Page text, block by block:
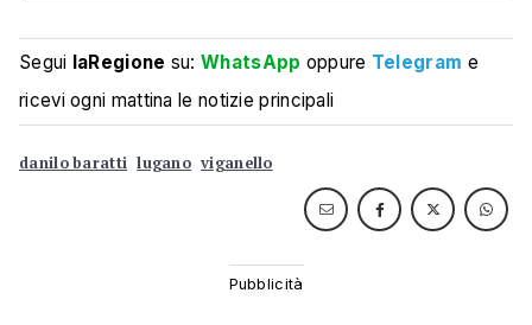
Segui laRegione su:WhatsApp oppure Telegram e
ricevi ogni mattina le notizie principali
danilo baratti lugano viganello